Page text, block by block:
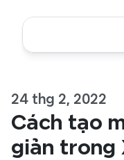
24 thg 2, 2022
Cách tạo
giản trong